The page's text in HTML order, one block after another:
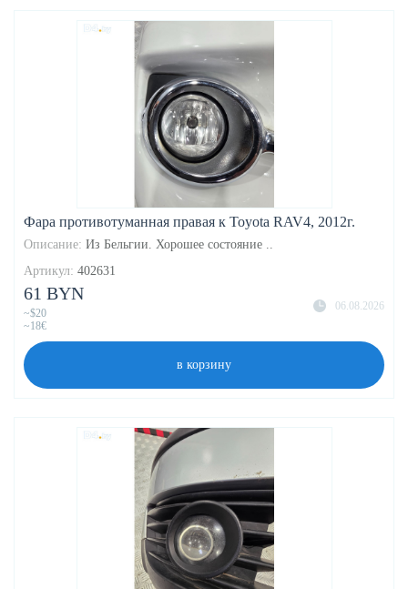
Фара противотуманная правая к Toyota RAV4, 2012г.
Описание: Из Бельгии. Хорошее состояние ..
Артикул: 402631
06.08.2026
61 BYN
~$20
~18€
в корзину